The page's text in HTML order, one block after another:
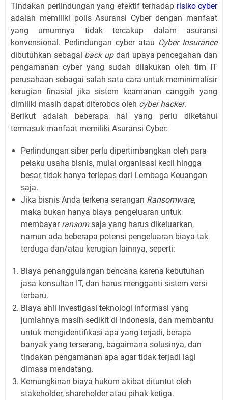
Tindakan perlindungan yang efektif terhadap risiko cyber
adalah memiliki polis Asuransi Cyber dengan manfaat
yang umumnya tidak tercakup dalam asuransi
konvensional. Perlindungan cyber atau Cyber Insurance
dibutuhkan sebagai back updari upaya pencegahan dan
pengamanan cyber yang sudah dilakukan oleh tim IT
perusahaan sebagai salah satu cara untuk meminimalisir
kerugian finasial jika sistem keamanan canggih yang
dimiliki masih dapat diterobos oleh cyber hacker.
Berikut adalah beberapa hal yang perlu diketahui
termasuk manfaat memiliki Asuransi Cyber:
Perlindungan siber perlu dipertimbangkan oleh para
pelaku usaha bisnis, mulai organisasi kecil hingga
besar, tidak hanya terlepas dari Lembaga Keuangan
saja.
Jika bisnis Anda terkena serangan Ransomware,
maka bukan hanya biaya pengeluaran untuk
membayar ransomsaja yang harus dikeluarkan,
namun ada beberapa potensi pengeluaran biaya tak
terduga dan/atau kerugian lainnya, seperti:
Biaya penanggulangan bencana karena kebutuhan
jasa konsultan IT, dan harus mengganti sistem versi
terbaru.
Biaya ahli investigasi teknologi informasi yang
jumlahnya masih sedikit di Indonesia, dan membantu
untuk mengidentifikasi apa yang terjadi, berapa
banyak yang terserang, bagaimana solusinya, dan
tindakan pengamanan apa agar tidak terjadi lagi
dimasa mendatang.
Kemungkinan biaya hukum akibat dituntut oleh
stakeholder, shareholder atau pihak ketiga.